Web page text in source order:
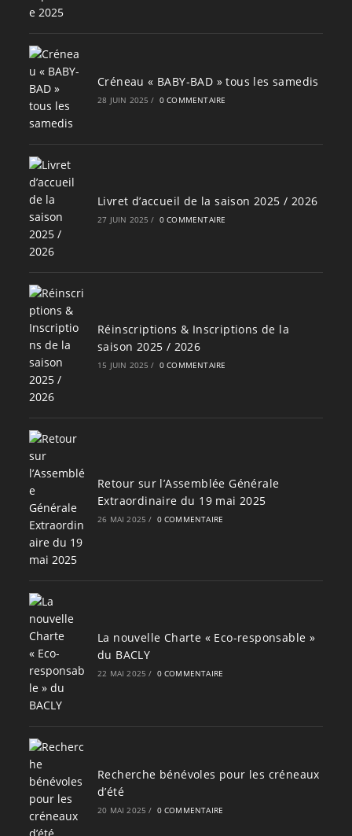
Créneau « BABY-BAD » tous les samedis
28 JUIN 2025 / 0 COMMENTAIRE
Livret d’accueil de la saison 2025 / 2026
27 JUIN 2025 / 0 COMMENTAIRE
Réinscriptions & Inscriptions de la
saison 2025 / 2026
15 JUIN 2025 / 0 COMMENTAIRE
Retour sur l’Assemblée Générale
Extraordinaire du 19 mai 2025
26 MAI 2025 / 0 COMMENTAIRE
La nouvelle Charte « Eco-responsable »
du BACLY
22 MAI 2025 / 0 COMMENTAIRE
Recherche bénévoles pour les créneaux
d’été
20 MAI 2025 / 0 COMMENTAIRE